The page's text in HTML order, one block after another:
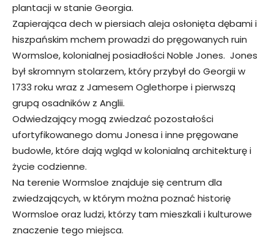
plantacji w stanie Georgia.
Zapierająca dech w piersiach aleja osłonięta dębami i
hiszpańskim mchem prowadzi do pręgowanych ruin
Wormsloe, kolonialnej posiadłości Noble Jones. Jones
był skromnym stolarzem, który przybył do Georgii w
1733 roku wraz z Jamesem Oglethorpe i pierwszą
grupą osadników z Anglii.
Odwiedzający mogą zwiedzać pozostałości
ufortyfikowanego domu Jonesa i inne pręgowane
budowle, które dają wgląd w kolonialną architekturę i
życie codzienne.
Na terenie Wormsloe znajduje się centrum dla
zwiedzających, w którym można poznać historię
Wormsloe oraz ludzi, którzy tam mieszkali i kulturowe
znaczenie tego miejsca.